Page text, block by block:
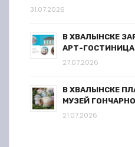
31.07.2026
В ХВАЛЫНСКЕ
АРТ-
27.07.2026
В ХВАЛЫНСКЕ
МУЗЕЙ
21.07.2026